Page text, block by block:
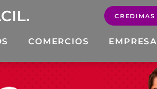
COMERCIOS EMPRESA